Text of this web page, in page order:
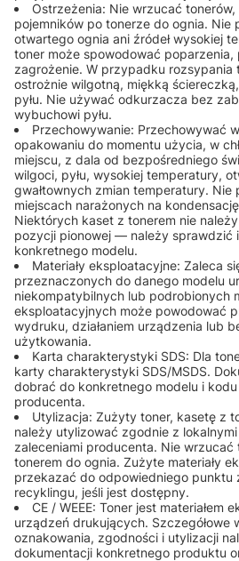
Ostrzeżenia: Nie wrzucać
pojemników po tonerze do ognia. Nie
otwartego ognia ani źródeł wysokiej
toner może spowodować poparzenia,
zagrożenie. W przypadku rozsypania
ostrożnie wilgotną, miękką
pyłu. Nie używać odkurzacza bez
wybuchowi pyłu.
Przechowywanie: Przechowywać
opakowaniu do momentu użycia, w
miejscu, z dala od bezpośredniego
wilgoci, pyłu, wysokiej temperatury,
gwałtownych zmian temperatury. Nie
miejscach narażonych na
Niektórych kaset z tonerem nie
pozycji pionowej — należy sprawdzić
konkretnego modelu.
Materiały eksploatacyjne: Zaleca
przeznaczonych do danego modelu
niekompatybilnych lub podrobionych
eksploatacyjnych może powodować
wydruku, działaniem urządzenia lub
użytkowania.
Karta charakterystyki SDS: Dla
karty charakterystyki SDS/MSDS.
dobrać do konkretnego modelu i
producenta.
Utylizacja: Zużyty toner, kasetę z
należy utylizować zgodnie z
zaleceniami producenta. Nie wrzucać
tonerem do ognia. Zużyte materiały
przekazać do odpowiedniego punktu
recyklingu, jeśli jest dostępny.
CE / WEEE: Toner jest materiałem
urządzeń drukujących. Szczegółowe
oznakowania, zgodności i utylizacji
dokumentacji konkretnego produktu